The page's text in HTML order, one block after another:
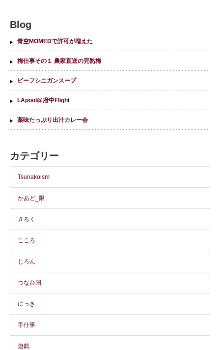
Blog
青空MOMEDで許可が増えた
梅仕事その１ 農家直送の完熟梅
ビーフシニガンスープ
LApool@府中Flight
薬味たっぷり出汁カレー会
カテゴリー
Tsunakoism
かあど_限
きろく
こころ
じろん
つな台国
にっき
手仕事
遊戯